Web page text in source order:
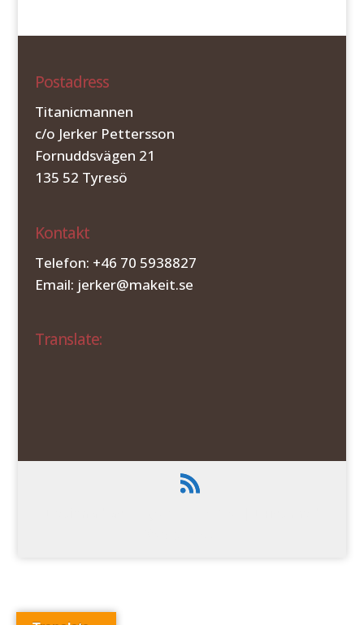
Postadress
Titanicmannen
c/o Jerker Pettersson
Fornuddsvägen 21
135 52 Tyresö
Kontakt
Telefon: +46 70 5938827
Email: jerker@makeit.se
Translate: